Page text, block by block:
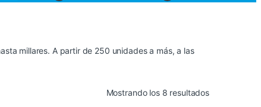
millares. A partir de 250 unidades a más, a las
Mostrando los 8 resultados